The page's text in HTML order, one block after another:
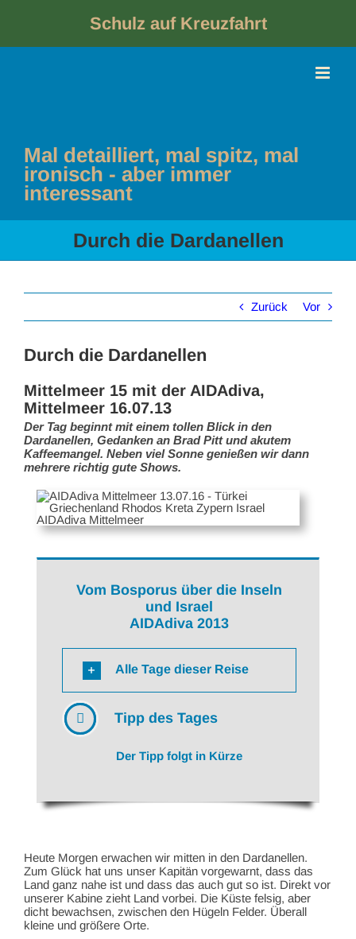
Schulz auf Kreuzfahrt
Mal detailliert, mal spitz, mal
ironisch - aber immer
interessant
Durch die Dardanellen
Zurück Vor
Durch die Dardanellen
Mittelmeer 15 mit der AIDAdiva,
Mittelmeer 16.07.13
Der Tag beginnt mit einem tollen Blick in den
Dardanellen, Gedanken an Brad Pitt und akutem
Kaffeemangel. Neben viel Sonne genießen wir dann
mehrere richtig gute Shows.
Vom Bosporus über die Inseln
und Israel
AIDAdiva 2013
Alle Tage dieser Reise
Tipp des Tages
Der Tipp folgt in Kürze
Heute Morgen erwachen wir mitten in den Dardanellen.
Zum Glück hat uns unser Kapitän vorgewarnt, dass das
Land ganz nahe ist und dass das auch gut so ist. Direkt vor
unserer Kabine zieht Land vorbei. Die Küste felsig, aber
dicht bewachsen, zwischen den Hügeln Felder. Überall
kleine und größere Orte.